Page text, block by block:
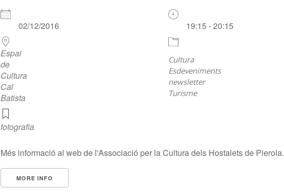
02/12/2016 19:15 - 20:15
Espai
de
Cultura
Cal
Batista
Cultura
Esdeveniments
newsletter
Turisme
fotografia
Més informació al web de l'Associació per la Cultura dels Hostalets de Pierola.
MORE INFO